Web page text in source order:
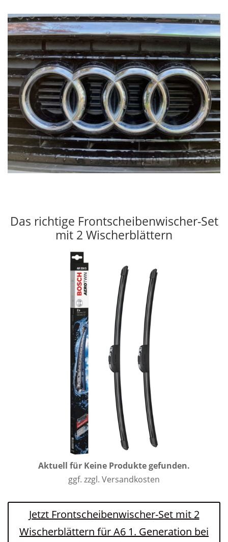
Das richtige Frontscheibenwischer-Set
mit 2 Wischerblättern
Aktuell für Keine Produkte gefunden.
ggf. zzgl. Versandkosten
Jetzt Frontscheibenwischer-Set mit 2
Wischerblättern für A6 1. Generation bei